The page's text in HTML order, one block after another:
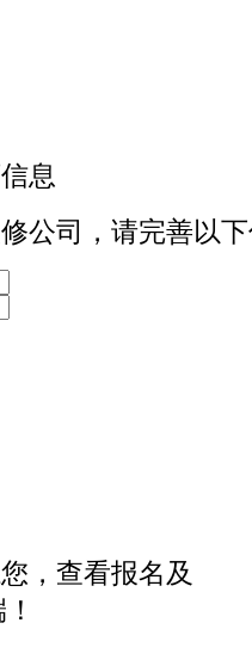
息
公司，请完善以
，查看报名及